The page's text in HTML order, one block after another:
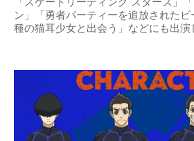
ン」「勇者パーティーを追放された
種の猫耳少女と出会う」などにも出演